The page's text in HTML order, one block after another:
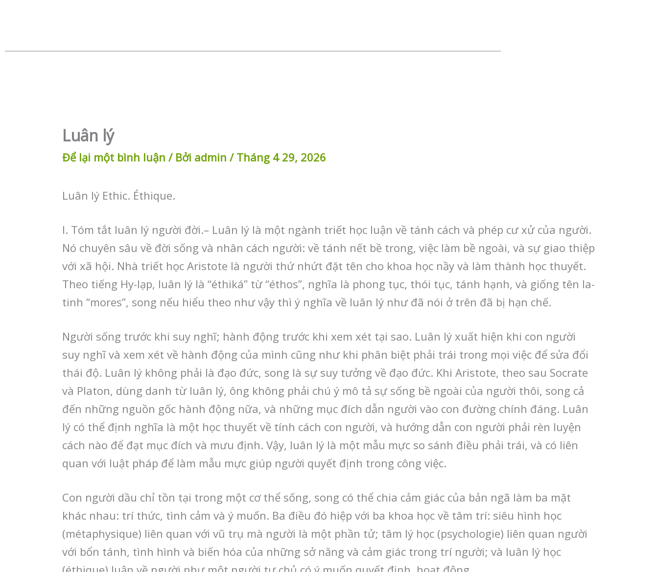
Luân lý
Để lại một bình luận / Bởi admin / Tháng 4 29, 2026
Luân lý Ethic. Éthique.
I. Tóm tắt luân lý người đời.– Luân lý là một ngành triết học luận về tánh cách và phép cư xử của người.
Nó chuyên sâu về đời sống và nhân cách người: về tánh nết bề trong, việc làm bề ngoài, và sự giao thiệp
với xã hội. Nhà triết học Aristote là người thứ nhứt đặt tên cho khoa học nầy và làm thành học thuyết.
Theo tiếng Hy-lạp, luân lý là “éthiká” từ “éthos”, nghĩa là phong tục, thói tục, tánh hạnh, và giống tên la-
tinh “mores”, song nếu hiểu theo như vậy thì ý nghĩa về luân lý như đã nói ở trên đã bị hạn chế.
Người sống trước khi suy nghĩ; hành động trước khi xem xét tại sao. Luân lý xuất hiện khi con người
suy nghĩ và xem xét về hành động của mình cũng như khi phân biệt phải trái trong mọi việc để sửa đổi
thái độ. Luân lý không phải là đạo đức, song là sự suy tưởng về đạo đức. Khi Aristote, theo sau Socrate
và Platon, dùng danh từ luân lý, ông không phải chú ý mô tả sự sống bề ngoài của người thôi, song cả
đến những nguồn gốc hành động nữa, và những mục đích dẫn người vào con đường chính đáng. Luân
lý có thể định nghĩa là một học thuyết về tính cách con người, và hướng dẫn con người phải rèn luyện
cách nào để đạt mục đích và mưu định. Vậy, luân lý là một mẫu mực so sánh điều phải trái, và có liên
quan với luật pháp để làm mẫu mực giúp người quyết định trong công việc.
Con người dầu chỉ tồn tại trong một cơ thể sống, song có thể chia cảm giác của bản ngã làm ba mặt
khác nhau: trí thức, tình cảm và ý muốn. Ba điều đó hiệp với ba khoa học về tâm trí: siêu hình học
(métaphysique) liên quan với vũ trụ mà người là một phần tử; tâm lý học (psychologie) liên quan người
với bổn tánh, tình hình và biến hóa của những sở năng và cảm giác trong trí người; và luân lý học